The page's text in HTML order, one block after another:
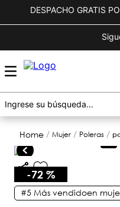
DESPACHO GRATIS
mujer poleras
-72 %
#5 Más vendidoen